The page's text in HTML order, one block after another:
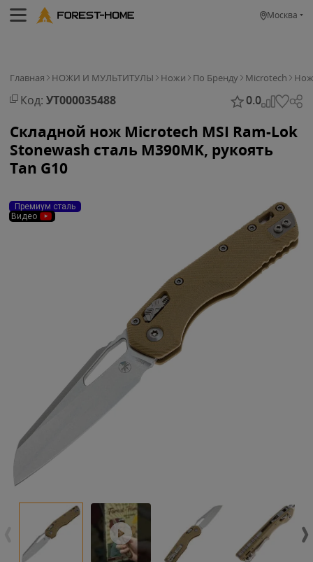
Москва
Главная НОЖИ И МУЛЬТИТУЛЫ Ножи По Бренду Microtech Нож
Код: УТ000035488 0.0
Складной нож Microtech MSI Ram-Lok
Stonewash сталь M390MK, рукоять
Tan G10
Премиум сталь
Видео